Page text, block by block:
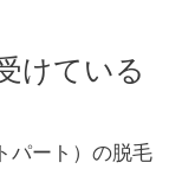
けている
パート）の脱毛